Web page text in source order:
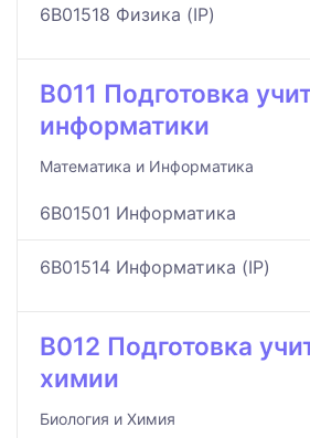
6B01518 Физика (IP)
B011 Подготовка
информатики
Математика и Информатика
6B01501 Информатика
6B01514 Информатика (IP)
B012 Подготовка
химии
Биология и Химия